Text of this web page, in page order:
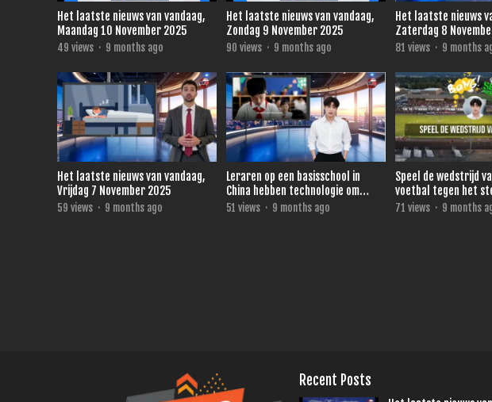
Het laatste nieuws van vandaag,
Maandag 10 November 2025
49 views · 9 months ago
Het laatste nieuws van vandaag,
Zondag 9 November 2025
90 views · 9 months ago
Het laatste nieuws
Zaterdag 8
81 views · 9 months
Het laatste nieuws van vandaag,
Vrijdag 7 November 2025
59 views · 9 months ago
Leraren op een basisschool in
China hebben technologie om
direct te zien wie niet oplet.
51 views · 9 months ago
Speel de wedstrijd
voetbal tegen het
van Ronald de Boer
71 views · 9 months
Recent Posts